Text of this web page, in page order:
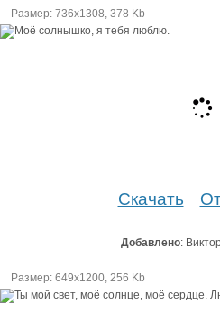
Размер: 736х1308, 378 Kb
Скачать
Добавлено:
Размер: 649х1200, 256 Kb